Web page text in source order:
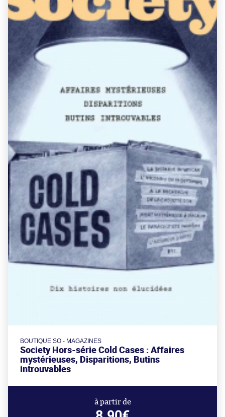
BOUTIQUE SO - MAGAZINES
Society Hors-série Cold Cases : Affaires
mystérieuses, Disparitions, Butins
introuvables
à partir de